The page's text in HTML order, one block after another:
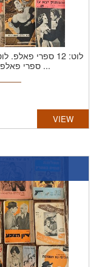
לוט: 12 ספרי פאלפ.
ספרי פאלפ וספרי כיס, ובו סיפורי ...
VIEW